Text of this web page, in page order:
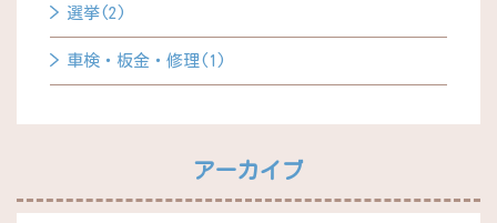
選挙(2)
車検・板金・修理(1)
アーカイブ